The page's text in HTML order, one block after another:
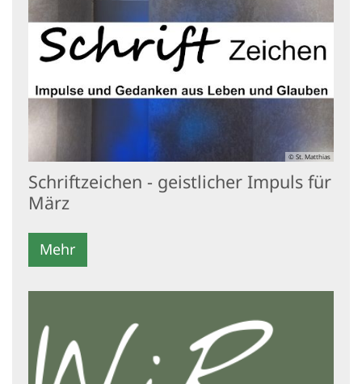
© St. Matthias
Schriftzeichen - geistlicher Impuls für
März
Mehr